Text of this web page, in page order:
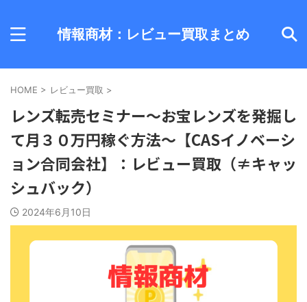
情報商材：レビュー買取まとめ
HOME > レビュー買取 >
レンズ転売セミナー～お宝レンズを発掘し
て月３０万円稼ぐ方法～【CASイノベーシ
ョン合同会社】：レビュー買取（≠キャッ
シュバック）
2024年6月10日